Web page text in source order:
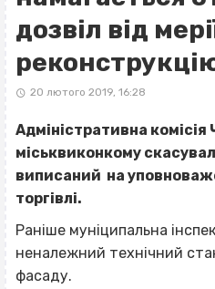
дозвіл від
20 лютого 2019, 16:28
Адміністративна комісія
міськвиконкому
виписаний на
торгівлі.
Раніше муніципальна
неналежний технічний
фасаду.